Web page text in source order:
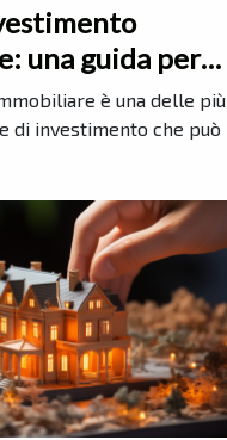
una guida per
è una delle più
di investimento che può